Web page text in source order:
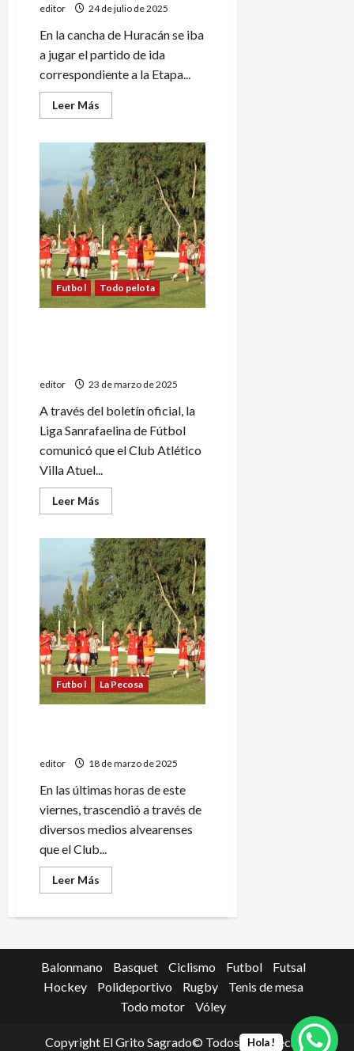
editor 24 de julio de 2025
En la cancha de Huracán se iba
a jugar el partido de ida
correspondiente a la Etapa...
Leer Más
más
Papelón:
no
hubo
policía
y
el
partido
San
Rafael-
General
Alvear
no
se
jugó
Futbol Todo pelota
editor 23 de marzo de 2025
A través del boletín oficial, la
Liga Sanrafaelina de Fútbol
comunicó que el Club Atlético
Villa Atuel...
Leer Más
más
Villa
Atuel
deberá
seguir
jugando
en
Liga
Sanrafaelina
de
Fútbol
Futbol La Pecosa
editor 18 de marzo de 2025
En las últimas horas de este
viernes, trascendió a través de
diversos medios alvearenses
que el Club...
Leer Más
más
Villa
de
Liga
Sanrafaelina
Balonmano Basquet Ciclismo Futbol
Futsal
Hockey
Polideportivo Rugby
Tenis de mesa
Todo motor
Vóley
Copyright El Grito Sagrado© Todos los derechos
Hola !